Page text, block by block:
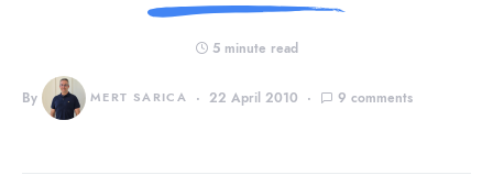
5 minute read
By MERT SARICA 22 April 2010 9 comments